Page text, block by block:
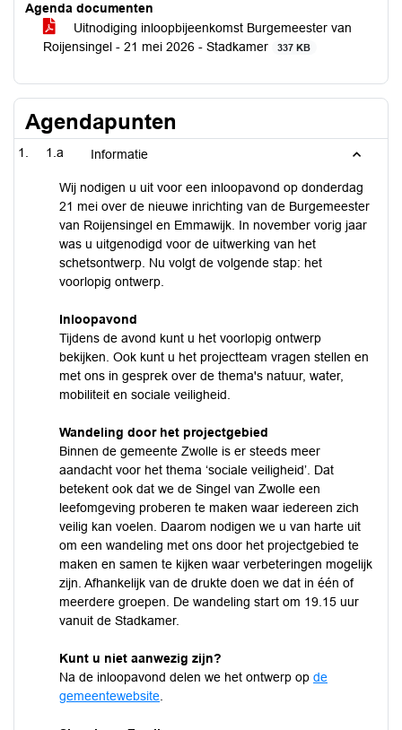
Agenda documenten
Uitnodiging inloopbijeenkomst Burgemeester van
Roijensingel - 21 mei 2026 - Stadkamer
337 KB
Agendapunten
1.a Informatie
Wij nodigen u uit voor een inloopavond op donderdag
21 mei over de nieuwe inrichting van de Burgemeester
van Roijensingel en Emmawijk. In november vorig jaar
was u uitgenodigd voor de uitwerking van het
schetsontwerp. Nu volgt de volgende stap: het
voorlopig ontwerp.
Inloopavond
Tijdens de avond kunt u het voorlopig ontwerp
bekijken. Ook kunt u het projectteam vragen stellen en
met ons in gesprek over de thema's natuur, water,
mobiliteit en sociale veiligheid.
Wandeling door het projectgebied
Binnen de gemeente Zwolle is er steeds meer
aandacht voor het thema ‘sociale veiligheid’. Dat
betekent ook dat we de Singel van Zwolle een
leefomgeving proberen te maken waar iedereen zich
veilig kan voelen. Daarom nodigen we u van harte uit
om een wandeling met ons door het projectgebied te
maken en samen te kijken waar verbeteringen mogelijk
zijn. Afhankelijk van de drukte doen we dat in één of
meerdere groepen. De wandeling start om 19.15 uur
vanuit de Stadkamer.
Kunt u niet aanwezig zijn?
Na de inloopavond delen we het ontwerp op de
gemeentewebsite